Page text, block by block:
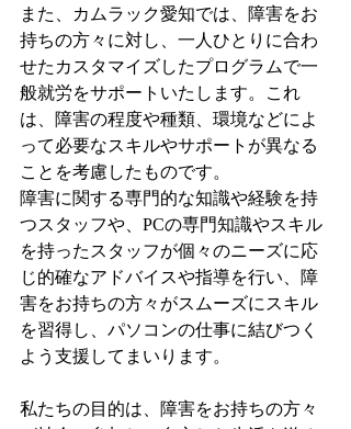
また、カムラック愛知では、障害をお
持ちの方々に対し、一人ひとりに合わ
せたカスタマイズしたプログラムで一
般就労をサポートいたします。これ
は、障害の程度や種類、環境などによ
って必要なスキルやサポートが異なる
ことを考慮したものです。
障害に関する専門的な知識や経験を持
つスタッフや、PCの専門知識やスキル
を持ったスタッフが個々のニーズに応
じ的確なアドバイスや指導を行い、障
害をお持ちの方々がスムーズにスキル
を習得し、パソコンの仕事に結びつく
よう支援してまいります。
私たちの目的は、障害をお持ちの方々